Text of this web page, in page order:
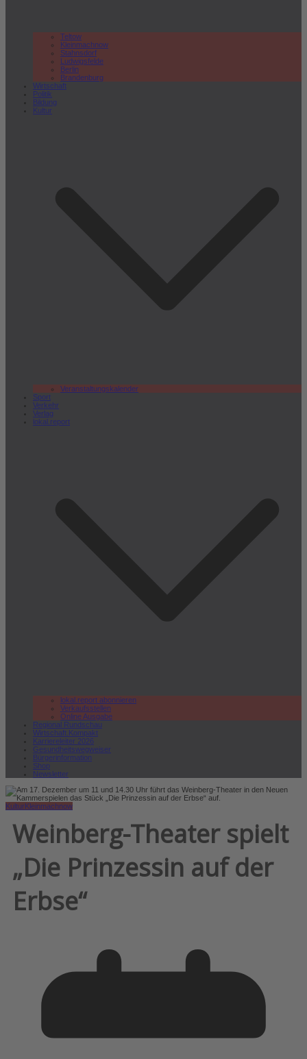
Teltow
Kleinmachnow
Stahnsdorf
Ludwigsfelde
Berlin
Brandenburg
Wirtschaft
Politik
Bildung
Kultur
Veranstaltungskalender
Sport
Verkehr
Verlag
lokal.report
lokal.report abonnieren
Verkaufsstellen
Online Ausgabe
Regional Rundschau
Wirtschaft.Kompakt
Karriereleiter 2026
Gesundheitswegweiser
Bürgerinformation
Shop
Newsletter
KulturKleinmachnow
Weinberg-Theater spielt
„Die Prinzessin auf der
Erbse“